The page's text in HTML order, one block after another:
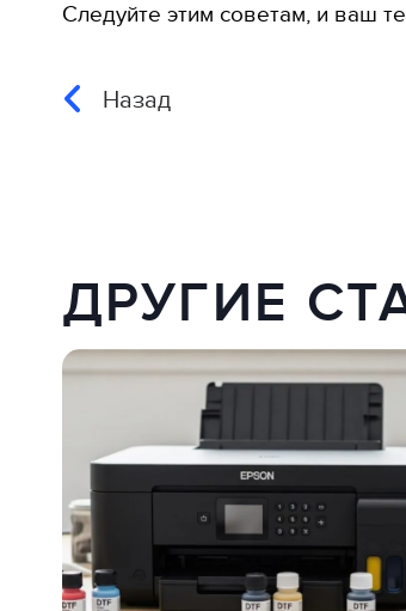
Следуйте этим советам, и ваш
Назад
ДРУГИЕ